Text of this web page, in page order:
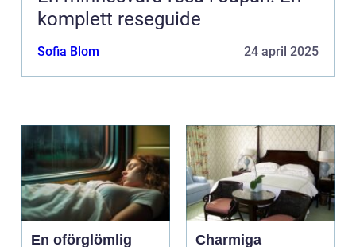
komplett reseguide
Sofia Blom 24 april 2025
En oförglömlig
Charmiga